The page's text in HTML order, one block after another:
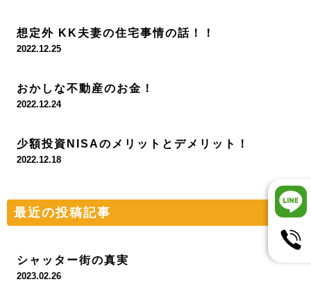
想定外 KK夫妻の住宅事情の話！！
2022.12.25
おかしな不動産のお金！
2022.12.24
少額投資NISAのメリットとデメリット！
2022.12.18
最近の投稿記事
シャッター街の真実
2023.02.26